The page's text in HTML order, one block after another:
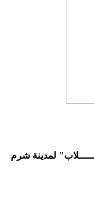
لمدينة شرم